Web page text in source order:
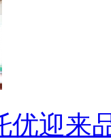
优迎来